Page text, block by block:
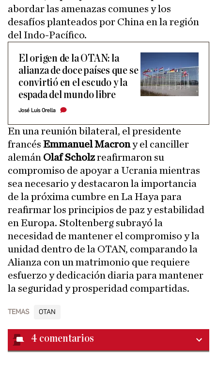
abordar las amenazas comunes y los
desafíos planteados por China en la región
del Indo-Pacífico.
El origen de la OTAN: la
alianza de doce países que se
convirtió en el escudo y la
espada del mundo libre
José Luis Orella
En una reunión bilateral, el presidente
francés Emmanuel Macrony el canciller
alemán Olaf Scholzreafirmaron su
compromiso de apoyar a Ucrania mientras
sea necesario y destacaron la importancia
de la próxima cumbre en La Haya para
reafirmar los principios de paz y estabilidad
en Europa. Stoltenberg subrayó la
necesidad de mantener el compromiso y la
unidad dentro de la OTAN, comparando la
Alianza con un matrimonio que requiere
esfuerzo y dedicación diaria para mantener
la seguridad y prosperidad compartidas.
TEMAS OTAN
4 comentarios